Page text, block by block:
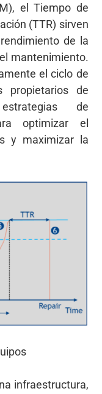
el Tiempo de
(TTR) sirven
de la
mantenimiento.
el ciclo de
propietarios de
de
optimizar el
y maximizar la
infraestructura,